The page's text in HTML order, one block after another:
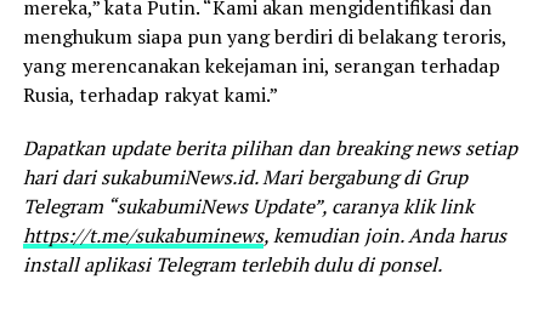
mereka,” kata Putin. “Kami akan mengidentifikasi dan
menghukum siapa pun yang berdiri di belakang teroris,
yang merencanakan kekejaman ini, serangan terhadap
Rusia, terhadap rakyat kami.”
Dapatkan update berita pilihan dan breaking news setiap
hari dari sukabumiNews.id. Mari bergabung di Grup
Telegram “sukabumiNews Update”, caranya klik link
https://t.me/sukabuminews, kemudian join. Anda harus
install aplikasi Telegram terlebih dulu di ponsel.